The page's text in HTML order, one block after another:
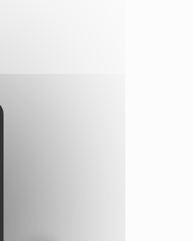
le bandeau des cookies